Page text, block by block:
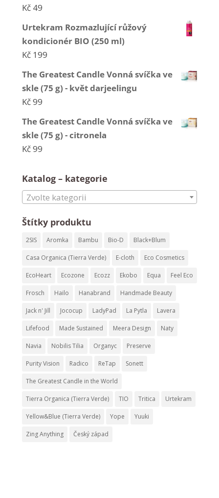
Kč49
Urtekram Rozmazlující růžový
kondicionér BIO (250 ml)
Kč199
The Greatest Candle Vonná svíčka ve
skle (75 g) - květ darjeelingu
Kč99
The Greatest Candle Vonná svíčka ve
skle (75 g) - citronela
Kč99
Katalog – kategorie
Zvolte kategorii
Štítky produktu
2SIS Aromka Bambu Bio-D Black+Blum
Casa Organica (Tierra Verde) E-cloth Eco Cosmetics
EcoHeart Ecozone Ecozz Ekobo Equa Feel Eco
Frosch Hailo Hanabrand Handmade Beauty
Jack n' Jill Jococup LadyPad La Pytla Lavera
Lifefood Made Sustained Meera Design Naty
Navia Nobilis Tilia Organyc Preserve
Purity Vision Radico ReTap Sonett
The Greatest Candle in the World
Tierra Organica (Tierra Verde) TIO Tritica Urtekram
Yellow&Blue (Tierra Verde) Yope Yuuki
Zing Anything Český západ